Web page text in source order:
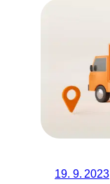
19. 9. 2023